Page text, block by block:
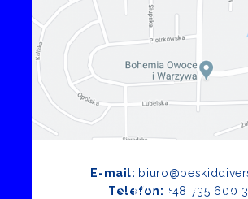
E-mail:
Telefon: +48 735 600
Opinie